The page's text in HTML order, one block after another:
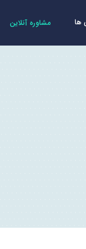
مشاوره آنلاین